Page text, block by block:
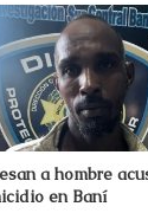
a hombre
en Baní